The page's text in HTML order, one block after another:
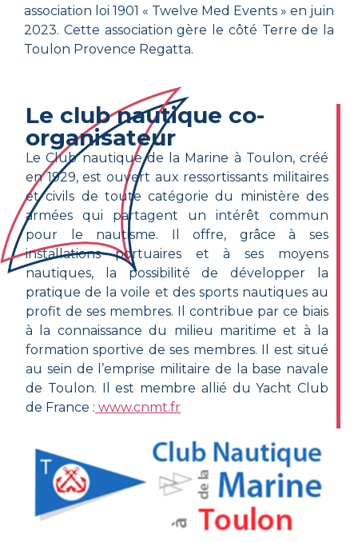
association loi 1901 « Twelve Med Events » en juin
2023. Cette association gère le côté Terre de la
Toulon Provence Regatta.
Le club nautique co-
organisateur
Le Club nautique de la Marine à Toulon, créé
en 1929, est ouvert aux ressortissants militaires
et civils de toute catégorie du ministère des
armées qui partagent un intérêt commun
pour le nautisme. Il offre, grâce à ses
installations portuaires et à ses moyens
nautiques, la possibilité de développer la
pratique de la voile et des sports nautiques au
profit de ses membres. Il contribue par ce biais
à la connaissance du milieu maritime et à la
formation sportive de ses membres. Il est situé
au sein de l’emprise militaire de la base navale
de Toulon. Il est membre allié du Yacht Club
de France : www.cnmt.fr